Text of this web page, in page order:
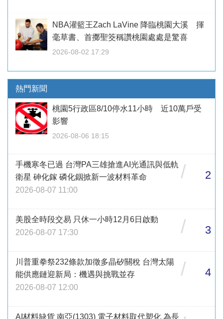
NBA灌籃王Zach LaVine 降臨桃園大溪 揮
毫草書、首擲聖筊稱讚桃園處處是驚喜
2026-08-02 17:29
熱門新聞
桃園5行政區8/10停水11小時 近10萬戶受
影響
2026-08-06 18:15
手機寒冬已過 台灣PA三雄搶進AI光通訊與低軌
衛星 砷化鎵 磷化銦掀新一波材料革命
2026-08-07 11:00
/ 2
美股全時段交易 只休一小時12月6日啟動
2026-08-07 17:30
/ 3
川普重拳祭232條款加徵多晶矽關稅 台灣太陽
能供應鏈迎新局：機遇與挑戰並存
2026-08-07 12:00
/ 4
AI材料缺貨 南亞(1303) 電子材料取代塑化 為長